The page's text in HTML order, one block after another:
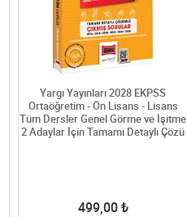
Yargı Yayınları 2028 EKPSS
Ortaöğretim - Ön Lisans - Lisans
Tüm Dersler Genel Görme ve İşitme
2 Adaylar İçin Tamamı Detaylı Çözü
499,00₺